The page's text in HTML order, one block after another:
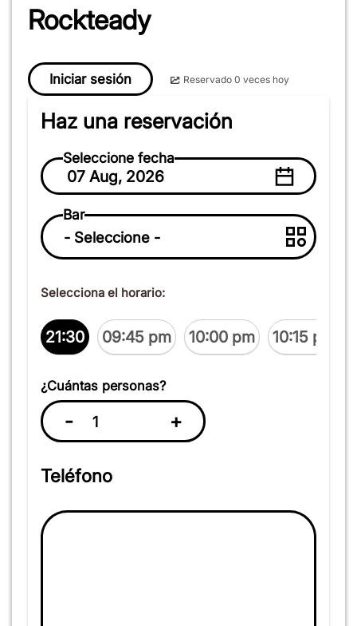
Rockteady
Iniciar sesión Reservado 0 veces hoy
Haz una reservación
Seleccione fecha
07 Aug, 2026
Bar
Selecciona el horario:
21:30 09:45 pm 10:00 pm 10:15 pm
¿Cuántas personas?
- +
Teléfono